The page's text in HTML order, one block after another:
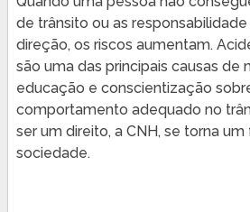
de trânsito ou as
direção, os riscos aumentam.
são uma das principais causas de
educação e conscientização
comportamento adequado no
ser um direito, a CNH, se torna
sociedade.